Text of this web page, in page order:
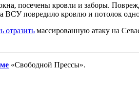
посечены кровли и заборы.
ВСУ повредило кровлю и потолок
отразить массированную атаку на
«Свободной Прессы».